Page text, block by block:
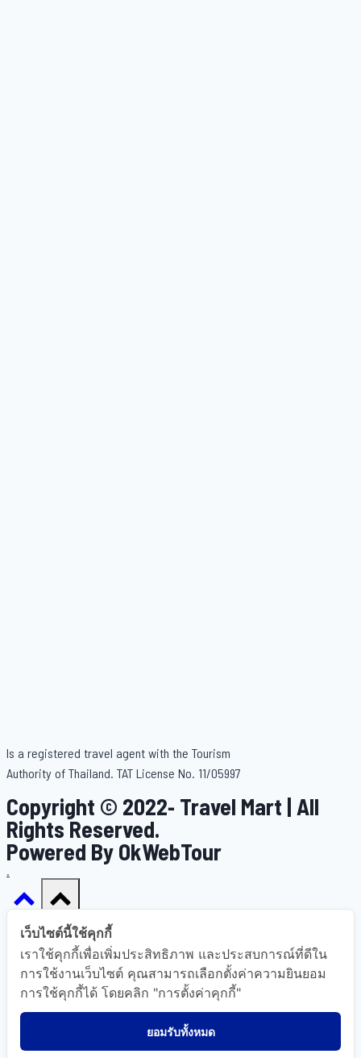
Is a registered travel agent with the Tourism
Authority of Thailand. TAT License No. 11/05997
Copyright © 2022- Travel Mart | All
Rights Reserved.
Powered By OkWebTour
.
Home
About Us
Destinations
เว็บไซต์นี้ใช้คุกกี้
เราใช้คุกกี้เพื่อเพิ่มประสิทธิภาพ และประสบการณ์ที่ดีใน
การใช้งานเว็บไซต์ คุณสามารถเลือกตั้งค่าความยินยอม
การใช้คุกกี้ได้ โดยคลิก "การตั้งค่าคุกกี้"
ยอมรับทั้งหมด